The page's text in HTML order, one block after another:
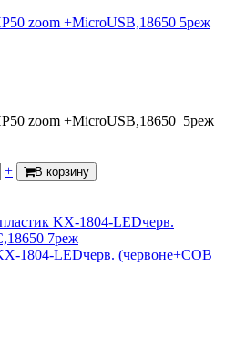
zoom +MicroUSB,18650 5реж
zoom +MicroUSB,18650 5реж
+ В корзину
1804-LEDчерв. (червоне+СОВ